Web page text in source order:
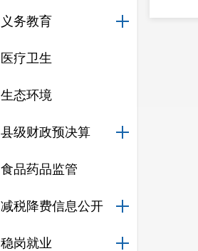
义务教育
医疗卫生
生态环境
县级财政预决算
食品药品监管
减税降费信息公开
稳岗就业
过省